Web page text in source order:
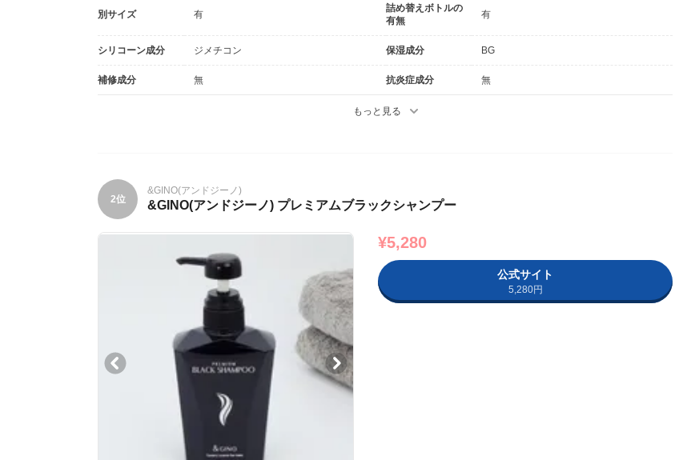
別サイズ 有
詰め替えボトルの
有無
有
シリコーン成分 ジメチコン 保湿成分 BG
補修成分 無 抗炎症成分 無
もっと見る
2位
&GINO(アンドジーノ)
&GINO(アンドジーノ) プレミアムブラックシャンプー
¥5,280
公式サイト
5,280円